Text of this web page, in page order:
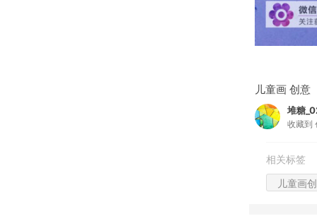
儿童画 创意
堆糖
收藏到
相关标签
儿童画